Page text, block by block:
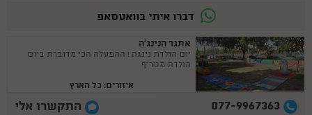
דברו איתי בוואטסאפ
אתגר הנינג'ה
יום הולדת נינגה ! ההפעלה הכי מדוברת ביום
הולדת מטריף
איזורים: כל הארץ
077-9967363 התקשרו אלי